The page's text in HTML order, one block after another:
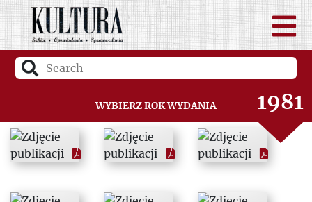
Wybierz rok wydania
1979
1980
1981
1982